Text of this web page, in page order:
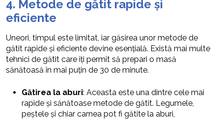
4. Metode de gătit rapide și
eficiente
Uneori, timpul este limitat, iar găsirea unor metode de
gătit rapide și eficiente devine esențială. Există mai multe
tehnici de gătit care îți permit să prepari o masă
sănătoasă în mai puțin de 30 de minute.
Gătirea la aburi: Aceasta este una dintre cele mai
rapide și sănătoase metode de gătit. Legumele,
peștele și chiar carnea pot fi gătite la aburi,